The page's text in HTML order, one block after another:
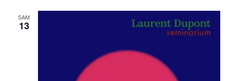
SAM
13